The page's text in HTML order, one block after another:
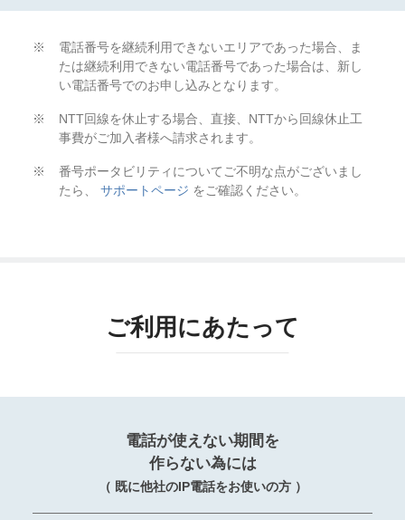
電話番号を継続利用できないエリアであった場合、ま
たは継続利用できない電話番号であった場合は、新し
い電話番号でのお申し込みとなります。
NTT回線を休止する場合、直接、NTTから回線休止工
事費がご加入者様へ請求されます。
番号ポータビリティについてご不明な点がございまし
たら、 サポートページ をご確認ください。
ご利用にあたって
電話が使えない期間を
作らない為には
（ 既に他社のIP電話をお使いの方 ）